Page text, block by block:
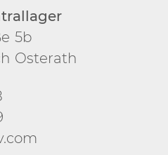
5b
Osterath